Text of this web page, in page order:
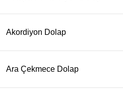
Akordiyon Dolap
Ara Çekmece Dolap